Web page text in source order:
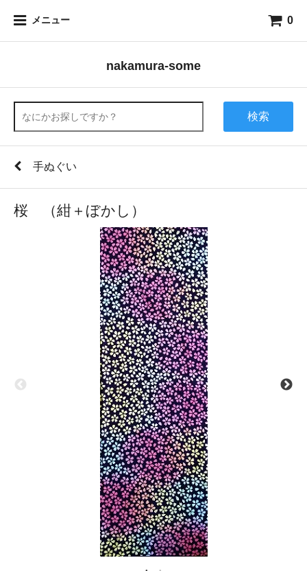
メニュー 0
nakamura-some
検索
手ぬぐい
桜 （紺＋ぼかし）